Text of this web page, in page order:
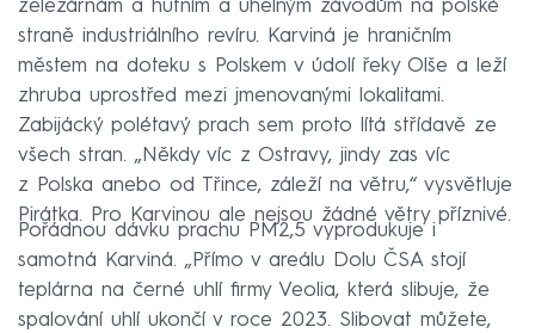
železárnám a hutním a uhelným závodům na polské
straně industriálního revíru. Karviná je hraničním
městem na doteku s Polskem v údolí řeky Olše a leží
zhruba uprostřed mezi jmenovanými lokalitami.
Zabijácký polétavý prach sem proto lítá střídavě ze
všech stran. „Někdy víc z Ostravy, jindy zas víc
z Polska anebo od Třince, záleží na větru,“ vysvětluje
Pirátka. Pro Karvinou ale nejsou žádné větry příznivé.
Pořádnou dávku prachu PM2,5 vyprodukuje i
samotná Karviná. „Přímo v areálu Dolu ČSA stojí
teplárna na černé uhlí firmy Veolia, která slibuje, že
spalování uhlí ukončí v roce 2023. Slibovat můžete,